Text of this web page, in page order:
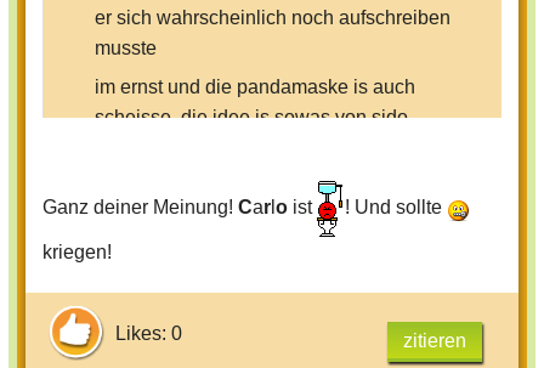
er sich wahrscheinlich noch aufschreiben
musste
im ernst und die pandamaske is auch
scheisse, die idee is sowas von sido
was andres aber das is schwachsinn,
würde er was können und nicht nur hype
sein, der ganz schnel wieder weg vom
gesicht zeigen...)
von seiner stimme krig ich kopfweh, das
Ganz deiner Meinung! Car o ist ! Und sollte
kriegen!
Likes: 0 zitieren